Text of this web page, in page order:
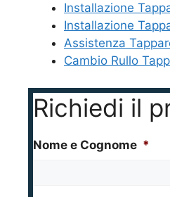
Installazione
Installazione
Assistenza
Cambio Rullo
Richiedi il
Nome e Cognome *